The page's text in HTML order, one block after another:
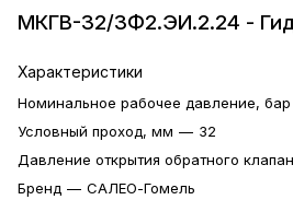
МКГВ-32/3Ф2.ЭИ.2.24 -
Характеристики
Номинальное рабочее давление, бар
Условный проход, мм — 32
Давление открытия обратного
Бренд — САЛЕО-Гомель